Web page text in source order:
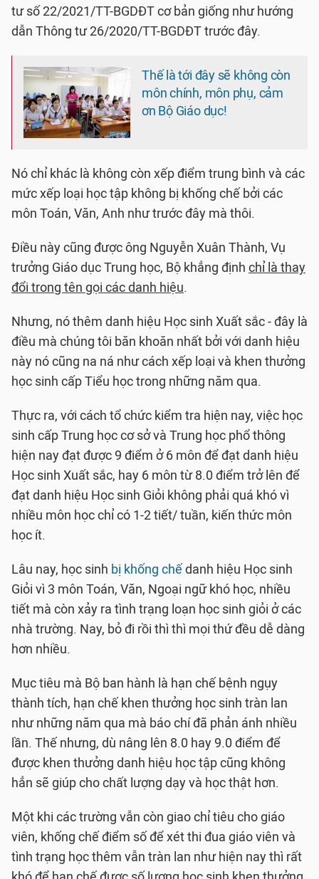
tư số 22/2021/TT-BGDĐT cơ bản giống như hướng
dẫn Thông tư 26/2020/TT-BGDĐT trước đây.
Thế là tới đây sẽ không còn
môn chính, môn phụ, cảm
ơn Bộ Giáo dục!
Nó chỉ khác là không còn xếp điểm trung bình và các
mức xếp loại học tập không bị khống chế bởi các
môn Toán, Văn, Anh như trước đây mà thôi.
Điều này cũng được ông Nguyễn Xuân Thành, Vụ
trưởng Giáo dục Trung học, Bộ khẳng định chỉ là thay
đổi trong tên gọi các danh hiệu.
Nhưng, nó thêm danh hiệu Học sinh Xuất sắc - đây là
điều mà chúng tôi băn khoăn nhất bởi với danh hiệu
này nó cũng na ná như cách xếp loại và khen thưởng
học sinh cấp Tiểu học trong những năm qua.
Thực ra, với cách tổ chức kiểm tra hiện nay, việc học
sinh cấp Trung học cơ sở và Trung học phổ thông
hiện nay đạt được 9 điểm ở 6 môn để đạt danh hiệu
Học sinh Xuất sắc, hay 6 môn từ 8.0 điểm trở lên để
đạt danh hiệu Học sinh Giỏi không phải quá khó vì
nhiều môn học chỉ có 1-2 tiết/ tuần, kiến thức môn
học ít.
Lâu nay, học sinh bị khống chếdanh hiệu Học sinh
Giỏi vì 3 môn Toán, Văn, Ngoại ngữ khó học, nhiều
tiết mà còn xảy ra tình trạng loạn học sinh giỏi ở các
nhà trường. Nay, bỏ đi rồi thì thì mọi thứ đều dễ dàng
hơn nhiều.
Mục tiêu mà Bộ ban hành là hạn chế bệnh ngụy
thành tích, hạn chế khen thưởng học sinh tràn lan
như những năm qua mà báo chí đã phản ánh nhiều
lần. Thế nhưng, dù nâng lên 8.0 hay 9.0 điểm để
được khen thưởng danh hiệu học tập cũng không
hẳn sẽ giúp cho chất lượng dạy và học thật hơn.
Một khi các trường vẫn còn giao chỉ tiêu cho giáo
viên, khống chế điểm số để xét thi đua giáo viên và
tình trạng học thêm vẫn tràn lan như hiện nay thì rất